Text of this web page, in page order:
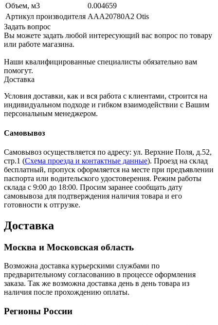
Объем, м3
0.004659
Артикул производителя AAA20780A2 Otis
Задать вопрос
Вы можете задать любой интересующий вас вопрос по товару
или работе магазина.
Наши квалифицированные специалисты обязательно вам
помогут.
Доставка
Условия доставки, как и вся работа с клиентами, строится на
индивидуальном подходе и гибком взаимодействии с Вашим
персональным менеджером.
Самовывоз
Самовывоз осуществляется по адресу: ул. Верхние Поля, д.52,
стр.1 (Схема проезда и контактные данные). Проезд на склад
бесплатный, пропуск оформляется на месте при предъявлении
паспорта или водительского удостоверения. Режим работы
склада с 9:00 до 18:00. Просим заранее сообщать дату
самовывоза для подтверждения наличия товара и его
готовности к отгрузке.
Доставка
Москва и Московская область
Возможна доставка курьерскими службами по
предварительному согласованию в процессе оформления
заказа. Так же возможна доставка день в день товара из
наличия после прохождению оплаты.
Регионы России